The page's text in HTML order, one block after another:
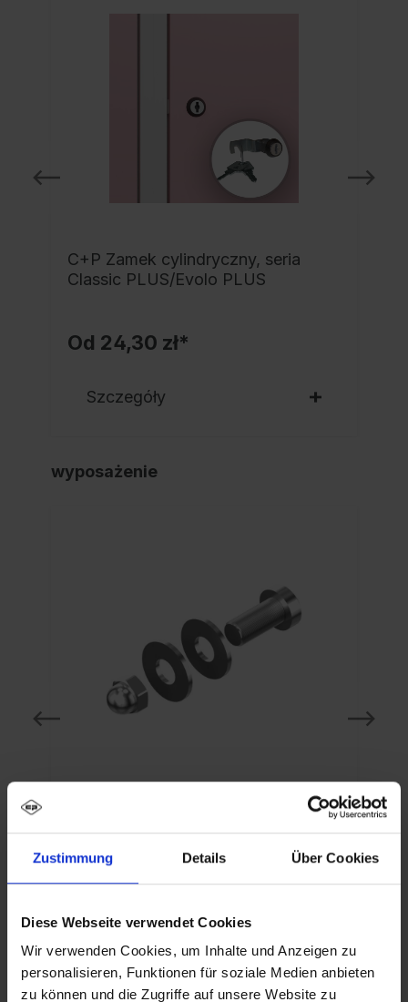
Zustimmung Details Über Cookies
Diese Webseite verwendet Cookies
Wir verwenden Cookies, um Inhalte und Anzeigen zu
personalisieren, Funktionen für soziale Medien anbieten
zu können und die Zugriffe auf unsere Website zu
C+P Zamek cylindryczny, seria
Classic PLUS/Evolo PLUS
Od 24,30 zł*
Szczegóły
wyposażenie
C+P Zestaw przyłączeniowy do
Od11,70 zł*